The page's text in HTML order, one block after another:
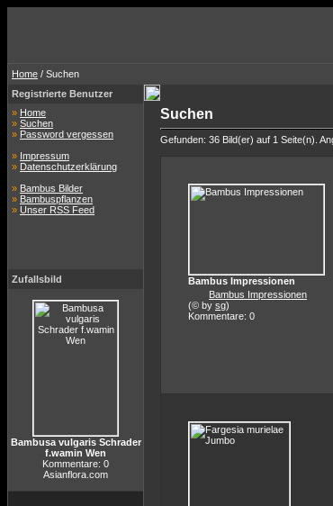
Home / Suchen
Registrierte Benutzer
» Home
» Suchen
» Password vergessen
» Impressum
» Datenschutzerklärung
» Bambus Bilder
» Bambuspflanzen
» Unser RSS Feed
Zufallsbild
Bambusa vulgaris Schrader
f.wamin Wen
Kommentare: 0
Asianflora.com
Suchen
Gefunden: 36 Bild(er) auf 1 Seite(n).
Bambus Impressionen
Bambus Impressionen
(© by sg)
Kommentare: 0